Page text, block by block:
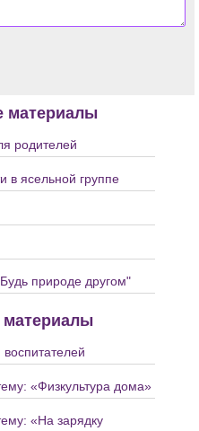
материалы
родителей
в ясельной группе
природе другом"
«Физкультура дома»
«На зарядку